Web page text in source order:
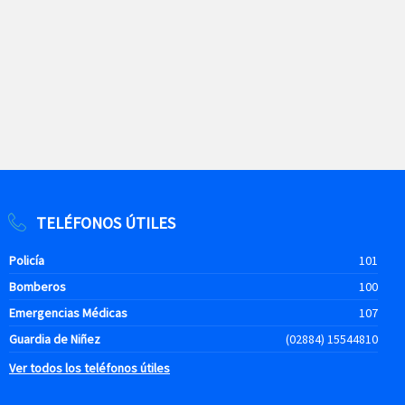
TELÉFONOS ÚTILES
Policía
101
Bomberos
100
Emergencias Médicas
107
Guardia de Niñez
(02884) 15544810
Ver todos los teléfonos útiles